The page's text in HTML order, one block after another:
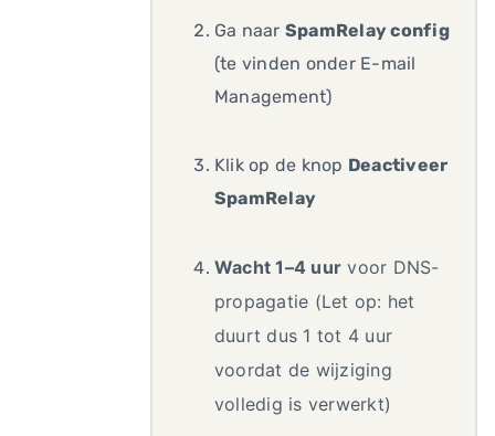
Ga naar SpamRelay config
(te vinden onder E-mail
Management)
Klik op de knop Deactiveer
SpamRelay
Wacht 1–4 uur voor DNS-
propagatie (Let op: het
duurt dus 1 tot 4 uur
voordat de wijziging
volledig is verwerkt)